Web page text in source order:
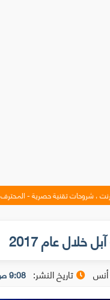
، شروحات تقنية حصرية - المحترف
عام 2017
أنس تاريخ النشر: 9:08 ص